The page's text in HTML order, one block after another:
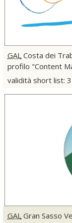
GAL Costa dei
profilo "Content
validità short list:
GAL Gran Sasso